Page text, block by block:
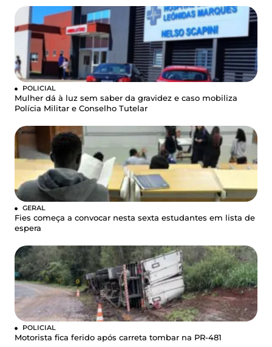
POLICIAL
Mulher dá à luz sem saber da gravidez e caso mobiliza
Polícia Militar e Conselho Tutelar
GERAL
Fies começa a convocar nesta sexta estudantes em lista de
espera
POLICIAL
Motorista fica ferido após carreta tombar na PR-481